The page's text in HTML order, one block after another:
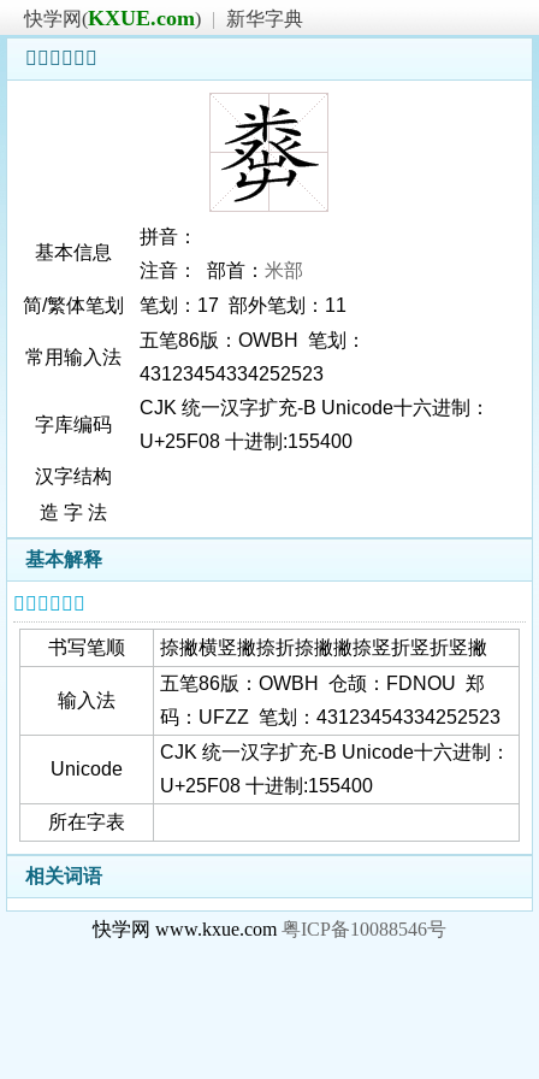
快学网(KXUE.com) |
新华字典
𥼈字基本信息
基本信息
拼音：
注音： 部首： 米部
简/繁体笔划
笔划：17 部外笔划：11
常用输入法
五笔86版：OWBH 笔划：
43123454334252523
字库编码
CJK 统一汉字扩充-B Unicode十六进制：
U+25F08 十进制:155400
汉字结构
造 字 法
基本解释
𥼈字基本信息
书写笔顺 捺撇横竖撇捺折捺撇撇捺竖折竖折竖撇
输入法
五笔86版：OWBH 仓颉：FDNOU 郑
码：UFZZ 笔划：43123454334252523
Unicode
CJK 统一汉字扩充-B Unicode十六进制：
U+25F08 十进制:155400
所在字表
相关词语
快学网 www.kxue.com 粤ICP备10088546号